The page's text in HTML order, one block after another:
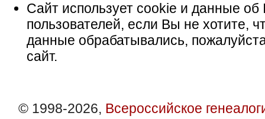
Сайт использует cookie и данные об
пользователей, если Вы не хотите,
данные обрабатывались,
сайт.
© 1998-2026, Всероссийское